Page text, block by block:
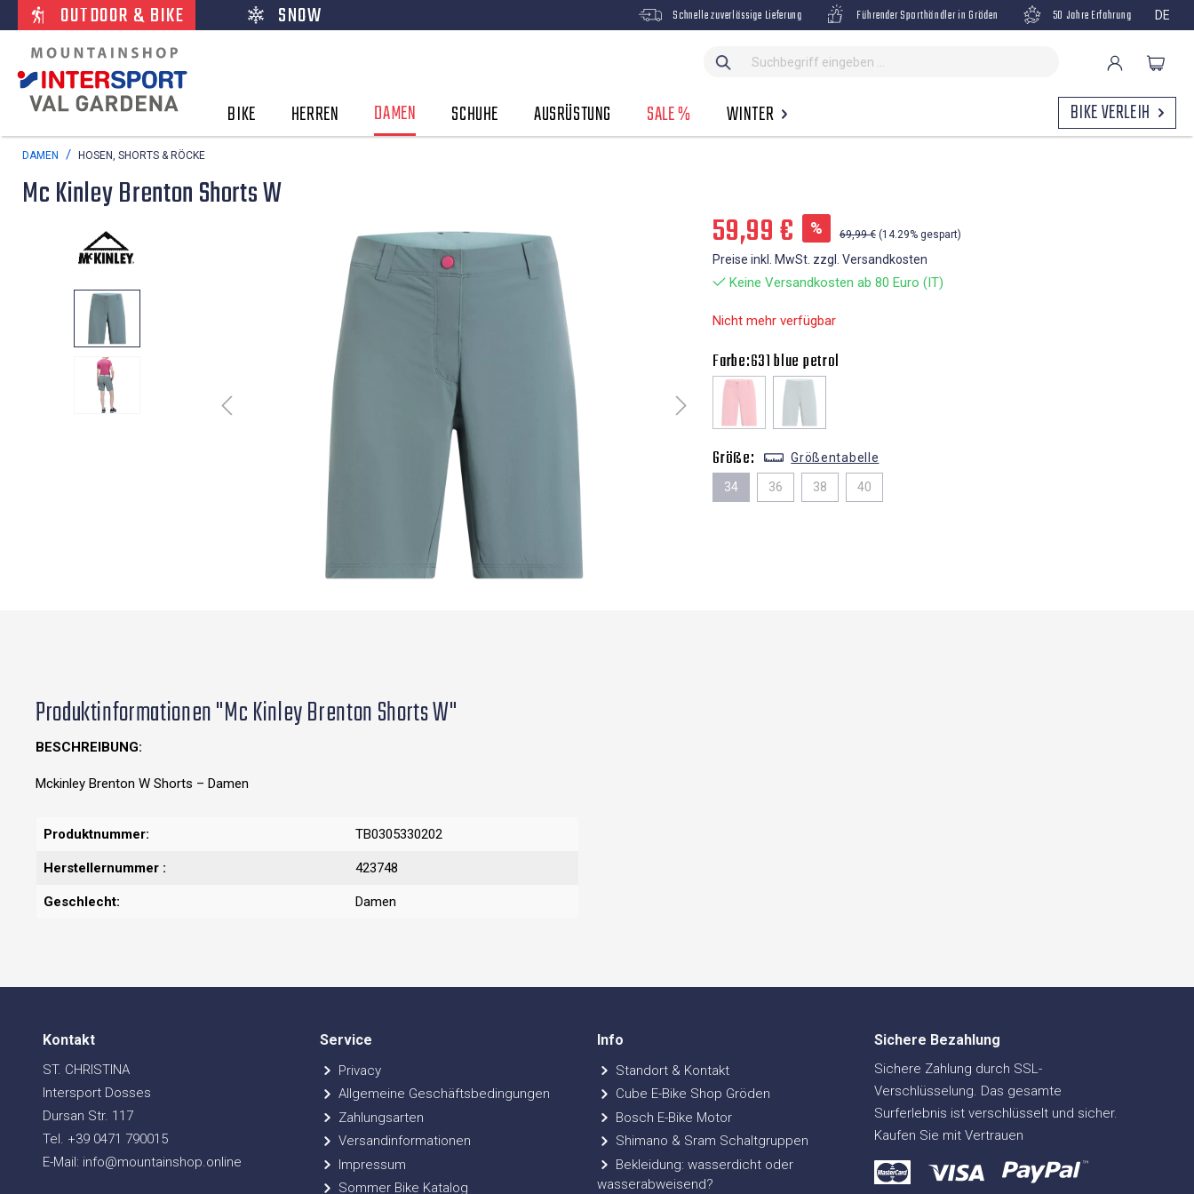
OUTDOOR & BIKE SNOW Schnelle zuverlässige Lieferung Führender Sporthändler in Gröden 50 Jahre Erfahrung DE
BIKE HERREN DAMEN SCHUHE AUSRÜSTUNG SALE % WINTER BIKE VERLEIH
DAMEN HOSEN, SHORTS & RÖCKE
Mc Kinley Brenton Shorts W
59,99 € % 69,99 € (14.29% gespart)
Preise inkl. MwSt. zzgl. Versandkosten
Keine Versandkosten ab 80 Euro (IT)
Nicht mehr verfügbar
Farbe:631 blue petrol
Größe: Größentabelle
34 36 38 40
Produktinformationen "Mc Kinley Brenton Shorts W"
BESCHREIBUNG:
Mckinley Brenton W Shorts – Damen
Produktnummer: TB0305330202
Herstellernummer : 423748
Geschlecht: Damen
Kontakt
ST. CHRISTINA
Intersport Dosses
Dursan Str. 117
Tel. +39 0471 790015
E-Mail: info@mountainshop.online
Service
Privacy
Allgemeine Geschäftsbedingungen
Zahlungsarten
Versandinformationen
Impressum
Sommer Bike Katalog
Info
Standort & Kontakt
Cube E-Bike Shop Gröden
Bosch E-Bike Motor
Shimano & Sram Schaltgruppen
Bekleidung: wasserdicht oder
wasserabweisend?
Sichere Bezahlung
Sichere Zahlung durch SSL-
Verschlüsselung. Das gesamte
Surferlebnis ist verschlüsselt und sicher.
Kaufen Sie mit Vertrauen